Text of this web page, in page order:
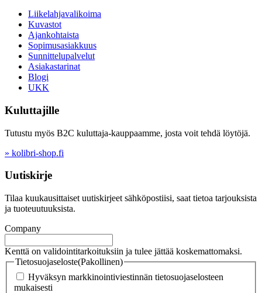
Liikelahjavalikoima
Kuvastot
Ajankohtaista
Sopimusasiakkuus
Sunnittelupalvelut
Asiakastarinat
Blogi
UKK
Kuluttajille
Tutustu myös B2C kuluttaja-kauppaamme, josta voit tehdä löytöjä.
» kolibri-shop.fi
Uutiskirje
Tilaa kuukausittaiset uutiskirjeet sähköpostiisi, saat tietoa tarjouksista
ja tuoteuutuuksista.
Company
Kenttä on validointitarkoituksiin ja tulee jättää koskemattomaksi.
Tietosuojaseloste(Pakollinen)
Hyväksyn markkinointiviestinnän tietosuojaselosteen
mukaisesti